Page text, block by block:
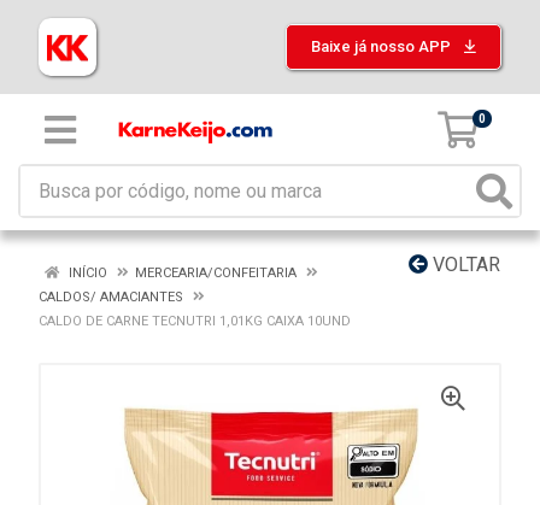
Baixe já nosso APP
0
VOLTAR
INÍCIO
MERCEARIA/CONFEITARIA
CALDOS/ AMACIANTES
CALDO DE CARNE TECNUTRI 1,01KG CAIXA 10UND